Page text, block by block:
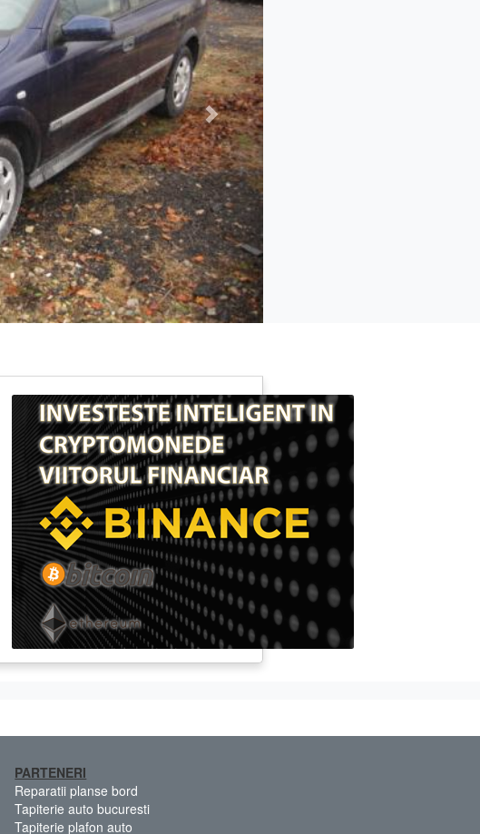
PARTENERI
Reparatii planse bord
Tapiterie auto bucuresti
Tapiterie plafon auto